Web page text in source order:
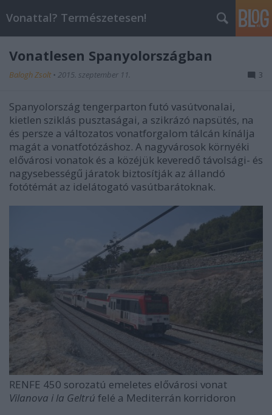
Vonattal? Természetesen!
Vonatlesen Spanyolországban
Balogh Zsolt • 2015. szeptember 11. 3
Spanyolország tengerparton futó vasútvonalai,
kietlen sziklás pusztaságai, a szikrázó napsütés, na
és persze a változatos vonatforgalom tálcán kínálja
magát a vonatfotózáshoz. A nagyvárosok környéki
elővárosi vonatok és a közéjük keveredő távolsági- és
nagysebességű járatok biztosítják az állandó
fotótémát az idelátogató vasútbarátoknak.
RENFE 450 sorozatú emeletes elővárosi vonat
Vilanova i la Geltrú felé a Mediterrán korridoron